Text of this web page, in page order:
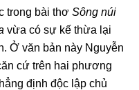
trong bài thơ Sông núi
vừa có sự kế thừa lại
Ở văn bản này Nguyễn
cứ trên hai phương
định độc lập chủ